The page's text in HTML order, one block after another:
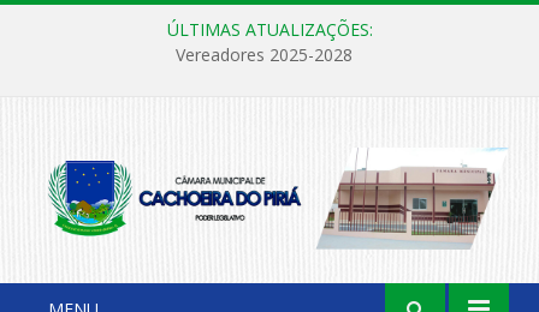
ÚLTIMAS ATUALIZAÇÕES:
Vereadores 2025-2028